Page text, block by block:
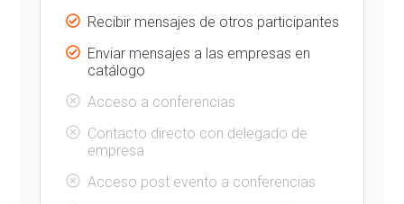
Recibir mensajes de otros participantes
Enviar mensajes a las empresas en
catálogo
Acceso a conferencias
Contacto directo con delegado de
empresa
Acceso post evento a conferencias